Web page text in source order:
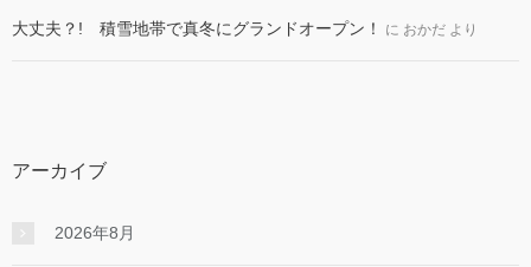
大丈夫？! 積雪地帯で真冬にグランドオープン！ に おかだ より
アーカイブ
2026年8月